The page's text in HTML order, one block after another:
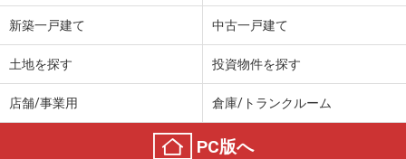
新築一戸建て 中古一戸建て
土地を探す 投資物件を探す
店舗/事業用 倉庫/トランクルーム
PC版へ